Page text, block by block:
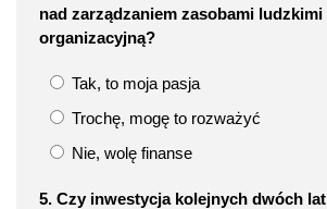
nad zarządzaniem zasobami
organizacyjną?
Tak, to moja pasja
Trochę, mogę to rozważyć
Nie, wolę finanse
5. Czy inwestycja kolejnych dwóch